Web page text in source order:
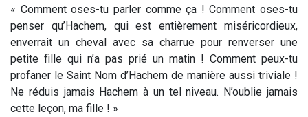
« Comment oses-tu parler comme ça ! Comment oses-tu
penser qu’Hachem, qui est entièrement miséricordieux,
enverrait un cheval avec sa charrue pour renverser une
petite fille qui n’a pas prié un matin ! Comment peux-tu
profaner le Saint Nom d’Hachem de manière aussi triviale !
Ne réduis jamais Hachem à un tel niveau. N’oublie jamais
cette leçon, ma fille ! »